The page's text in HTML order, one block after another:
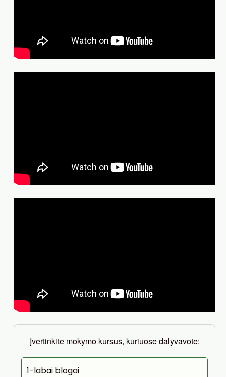
Įvertinkite mokymo kursus, kuriuose dalyvavote:
1-labai blogai